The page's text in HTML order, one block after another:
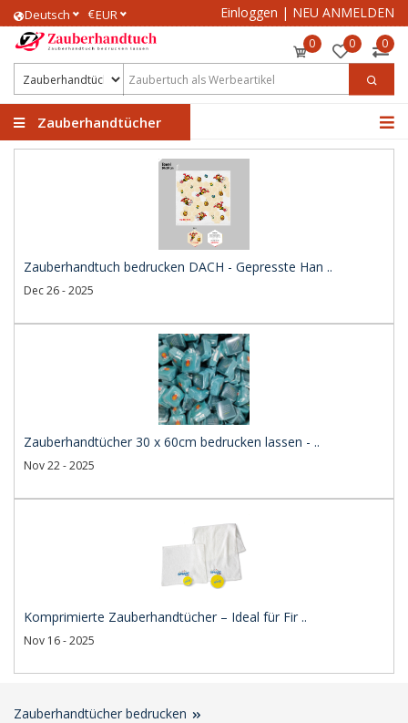
Deutsch €EUR Einloggen | NEU ANMELDEN
0 0 0
Zauberhandtücher
Zauberhandtuch bedrucken DACH - Gepresste Han ..
Dec 26 - 2025
Zauberhandtücher 30 x 60cm bedrucken lassen - ..
Nov 22 - 2025
Komprimierte Zauberhandtücher – Ideal für Fir ..
Nov 16 - 2025
Zauberhandtücher bedrucken